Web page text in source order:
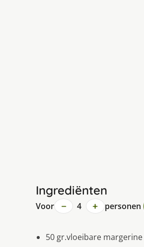
Ingrediënten
Voor − 4 + personen
50 gr.vloeibare margerine